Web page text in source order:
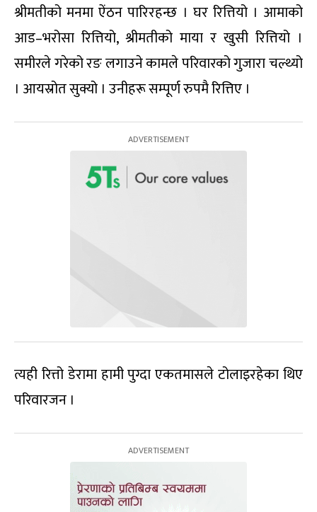
श्रीमतीको मनमा ऐंठन पारिरहन्छ । घर रित्तियो । आमाको
आड–भरोसा रित्तियो, श्रीमतीको माया र खुसी रित्तियो ।
समीरले गरेको रङ लगाउने कामले परिवारको गुजारा चल्थ्यो
। आयस्रोत सुक्यो । उनीहरू सम्पूर्ण रुपमै रित्तिए ।
त्यही रित्तो डेरामा हामी पुग्दा एकतमासले टोलाइरहेका थिए
परिवारजन ।